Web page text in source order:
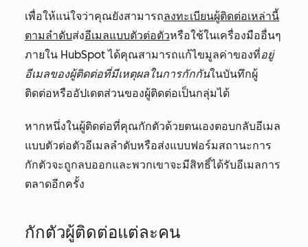
เพื่อให้แน่ใจว่าคุณยังสามารถลงทะเบียนผู้ติดต่อเหล่านี้
ตามลำดับส่งอีเมลแบบตัวต่อตัวหรือใช้ในเครื่องมืออื่นๆ
ภายใน HubSpot ได้คุณสามารถแก้ไขมูลค่าของที่อยู่
อีเมลของผู้ติดต่อที่มีเหตุผลในการกักกันในบันทึกผู้
ติดต่อหรืออัปเดตส่วนของผู้ติดต่อเป็นกลุ่มได้
หากหนึ่งในผู้ติดต่อที่คุณกักตัวด้วยตนเองตอบกลับอีเมล
แบบตัวต่อตัวอีเมลลำดับหรือส่งแบบฟอร์มสถานะการ
กักตัวจะถูกลบออกและพวกเขาจะมีสิทธิ์ได้รับอีเมลการ
ตลาดอีกครั้ง
กักตัวผู้ติดต่อแต่ละคน